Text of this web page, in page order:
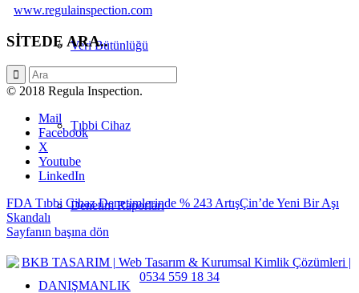
Veri Bütünlüğü
Tıbbi Cihaz
Denetim Raporları
DANIŞMANLIK
www.regulainspection.com
SİTEDE ARA..
© 2018 Regula Inspection.
Mail
Facebook
X
Youtube
LinkedIn
FDA Tıbbi Cihaz Denetimlerinde % 243 ArtışÇin’de Yeni Bir Aşı
Skandalı
Sayfanın başına dön